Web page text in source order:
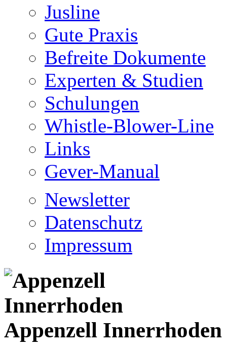
Jusline
Gute Praxis
Befreite Dokumente
Experten & Studien
Schulungen
Whistle-Blower-Line
Links
Gever-Manual
Newsletter
Datenschutz
Impressum
Appenzell Innerrhoden